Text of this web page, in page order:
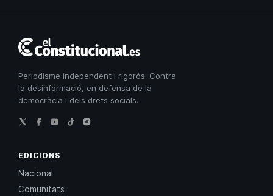
Constitucional
Periodisme independent i rigorós. Contra
la desinformació, en defensa de la
democràcia i dels drets socials.
EDICIONS
Nacional
Comunitats